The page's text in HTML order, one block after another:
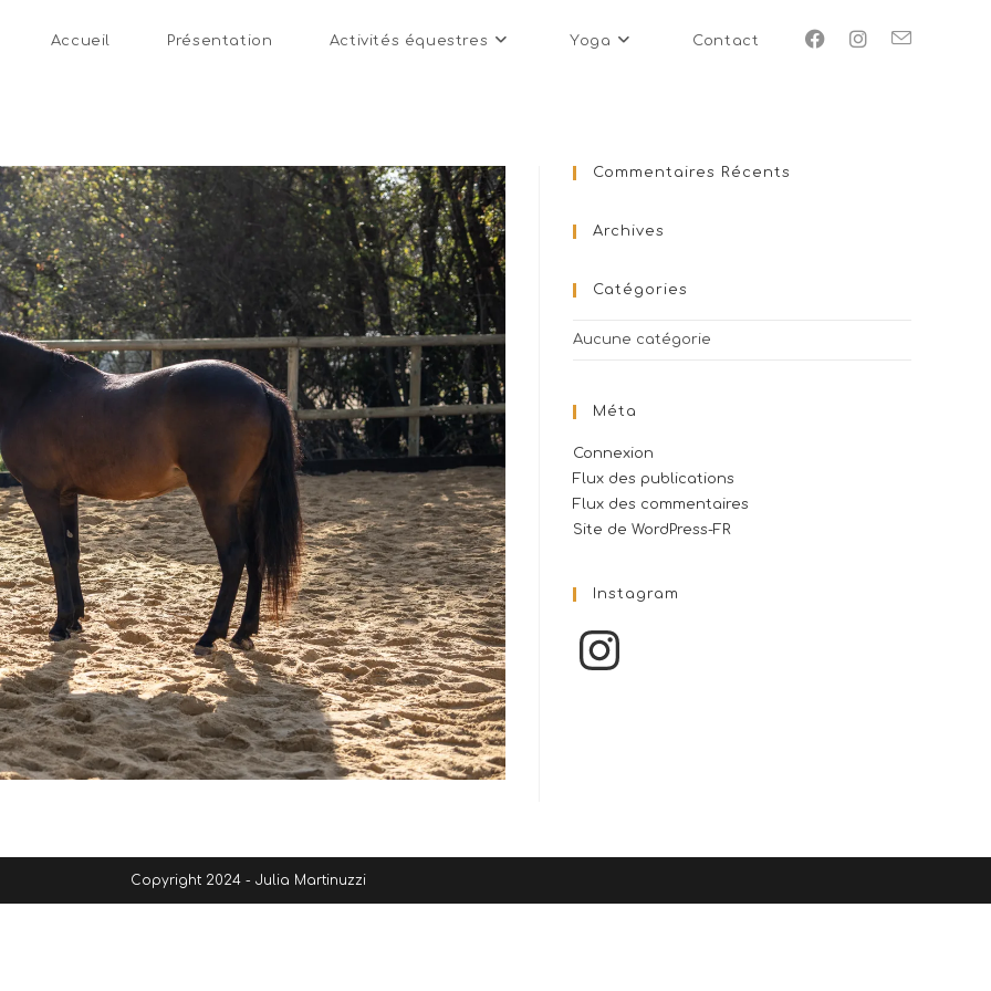
Accueil Présentation Activités équestres Yoga Contact
Commentaires Récents
Archives
Catégories
Aucune catégorie
Méta
Connexion
Flux des publications
Flux des commentaires
Site de WordPress-FR
Instagram
Instagram
Copyright 2024 - Julia Martinuzzi